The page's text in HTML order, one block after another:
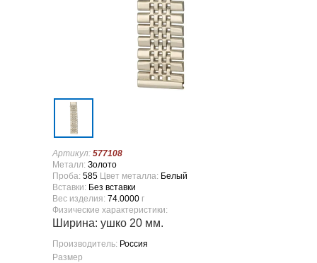
Артикул: 577108
Металл: Золото
Проба: 585 Цвет металла: Белый
Вставки: Без вставки
Вес изделия: 74.0000 г
Физические характеристики:
Ширина: ушко 20 мм.
Производитель: Россия
Размер